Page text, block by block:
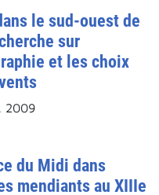
le sud-ouest de
sur
et les choix
2009
du Midi dans
mendiants au XIIIe